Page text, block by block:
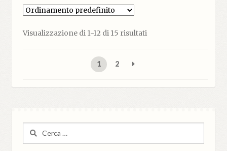
Visualizzazione di 1-12 di 15 risultati
1 2
Ricerca
per: